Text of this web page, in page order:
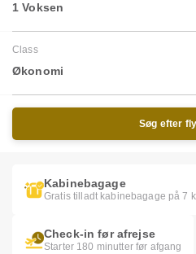
1 Voksen
Class
Økonomi
Søg efter
Kabinebagage
Gratis tilladt kabinebagage på 7
Check-in før afrejse
Starter 180 minutter før afgang